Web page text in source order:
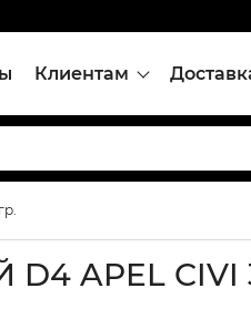
Клиентам
APEL CIVI